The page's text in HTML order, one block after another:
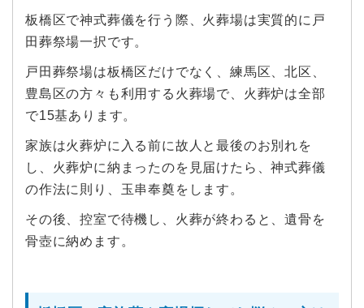
板橋区で神式葬儀を行う際、火葬場は実質的に戸
田葬祭場一択です。
戸田葬祭場は板橋区だけでなく、練馬区、北区、
豊島区の方々も利用する火葬場で、火葬炉は全部
で15基あります。
家族は火葬炉に入る前に故人と最後のお別れを
し、火葬炉に納まったのを見届けたら、神式葬儀
の作法に則り、玉串奉奠をします。
その後、控室で待機し、火葬が終わると、遺骨を
骨壺に納めます。